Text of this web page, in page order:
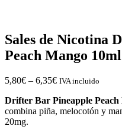
Sales de Nicotina
Peach Mango 10ml
5,80€ – 6,35€ IVA incluido
Drifter Bar Pineapple Peach
combina piña, melocotón y
20mg.